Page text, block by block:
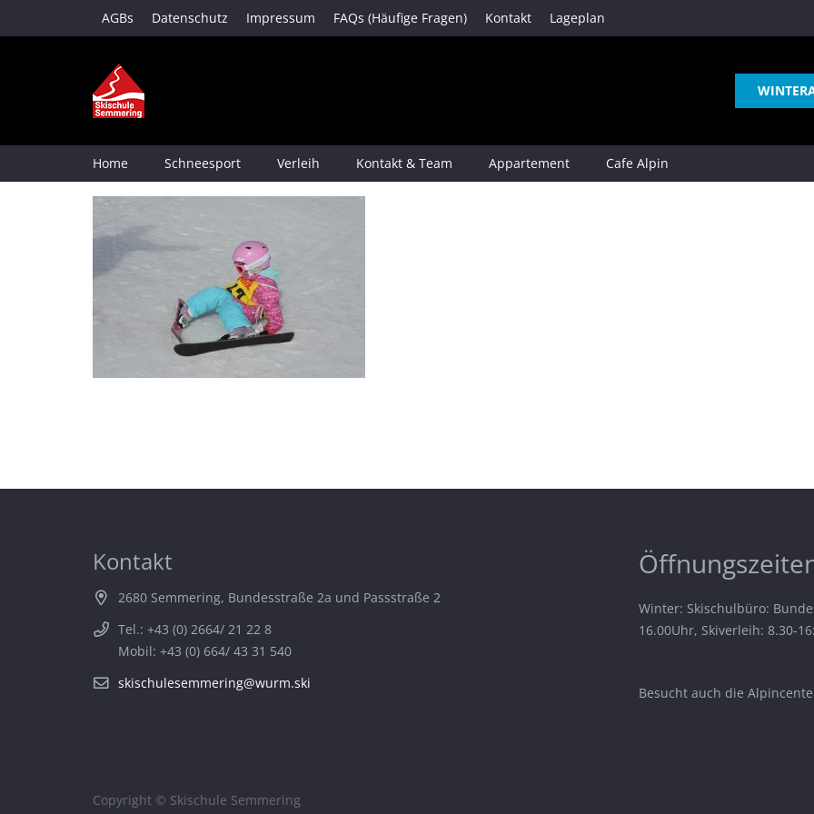
AGBs Datenschutz Impressum FAQs (Häufige Fragen) Kontakt Lageplan
Home Schneesport Verleih Kontakt & Team Appartement Cafe Alpin
Kontakt
2680 Semmering, Bundesstraße 2a und Passstraße 2
Tel.: +43 (0) 2664/ 21 22 8
Mobil: +43 (0) 664/ 43 31 540
skischulesemmering@wurm.ski
Winter: Skischulbüro:
16.00Uhr, Skiverleih: 8.30-
Besucht auch die
Copyright © Skischule Semmering